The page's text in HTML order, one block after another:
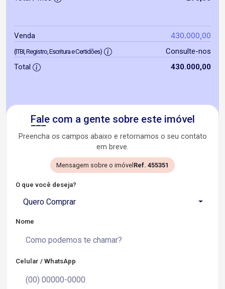
Venda 430.000,00
(ITBI, Registro, Escritura e Certidões)
Consulte-nos
Total
430.000,00
Fale com a gente sobre este imóvel
Preencha os campos abaixo e retornamos o seu contato
em breve.
Mensagem sobre o imóvelRef. 455351
O que você deseja?
Quero Comprar
Nome
Celular / WhatsApp